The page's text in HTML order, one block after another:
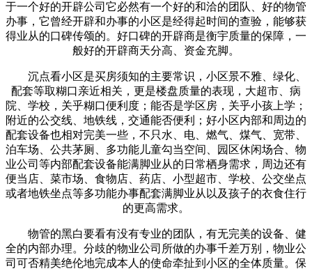
于一个好的开辟公司它必然有一个好的和洽的团队、好的物管
办事，它曾经开辟和办事的小区是经得起时间的查验，能够获
得业从的口碑传颂的。好口碑的开辟商是衡宇质量的保障，一
般好的开辟商天分高、资金充脚。
沉点看小区是买房须知的主要常识，小区景不雅、绿化、
配套等取糊口亲近相关，更是楼盘质量的表现，大超市、病
院、学校，关乎糊口便利度；能否是学区房，关乎小孩上学；
附近的公交线、地铁线，交通能否便利；好小区内部和周边的
配套设备也相对完美一些，不只水、电、燃气、煤气、宽带、
泊车场、公共茅厕、多功能儿童勾当空间、园区休闲场合、物
业公司等内部配套设备能满脚业从的日常栖身需求，周边还有
便当店、菜市场、食物店、药店、小型超市、学校、公交坐点
或者地铁坐点等多功能办事配套满脚业从以及孩子的衣食住行
的更高需求。
物管的黑白要看有没有专业的团队，有无完美的设备、健
全的内部办理。分歧的物业公司所做的办事千差万别，物业公
司可否精美绝伦地完成本人的使命牵扯到小区的全体质量。保